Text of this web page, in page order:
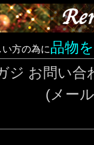
方の為に品物
ジ お問い合
(メー